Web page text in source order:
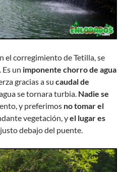
el corregimiento de Tetilla, se
. Es un imponente chorro de agua
gracias a su caudal de
se tornara turbia. Nadie se
y preferimos no tomar el
vegetación, yel lugar es
justo debajo del puente.